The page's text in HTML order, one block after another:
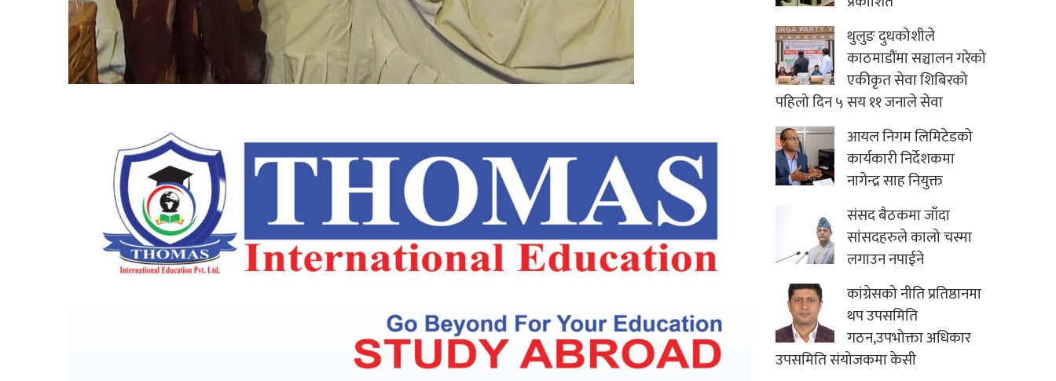
थुलुङ दुधकोशीले
काठमाडौंमा सञ्चालन गरेको
एकीकृत सेवा शिबिरको
पहिलो दिन ५ सय ११ जनाले सेवा
आयल निगम लिमिटेडको
कार्यकारी निर्देशकमा
नागेन्द्र साह नियुक्त
संसद बैठकमा जाँदा
सांसदहरुले कालो चस्मा
लगाउन नपाईने
कांग्रेसको नीति प्रतिष्ठानमा
थप उपसमिति
गठन,उपभोक्ता अधिकार
उपसमिति संयोजकमा केसी